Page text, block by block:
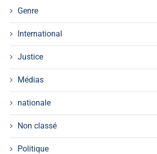
Genre
International
Justice
Médias
nationale
Non classé
Politique